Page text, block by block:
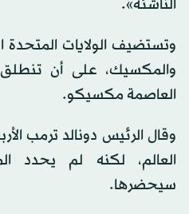
الناشئة».
وتستضيف الولايات المتحدة
والمكسيك، على أن
العاصمة مكسيكو.
وقال الرئيس دونالد ترمب
العالم، لكنه لم يحدد
سيحضرها.